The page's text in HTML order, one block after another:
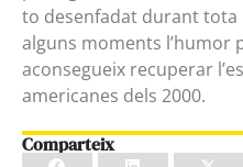
to desenfadat durant tota
alguns moments l’humor
aconsegueix recuperar
americanes dels 2000.
Comparteix